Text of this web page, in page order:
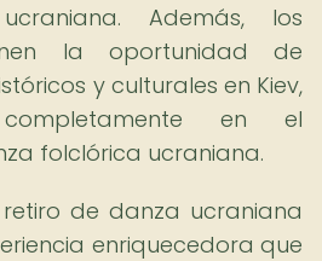
Además, los
la oportunidad de
y culturales en Kiev,
completamente en el
folclórica ucraniana.
de danza ucraniana
enriquecedora que